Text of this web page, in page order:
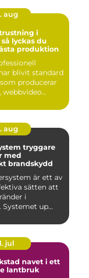
aug
i
produktion
blivit standard
producerar
aug
med
brandskydd
är ett av
sätten att
i
up...
jul
i ett
lantbruk